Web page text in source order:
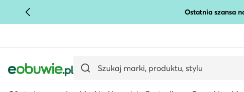
PRZEJDŹ DO GŁÓWNEJ ZAWARTOŚCI Ostatnia szansa